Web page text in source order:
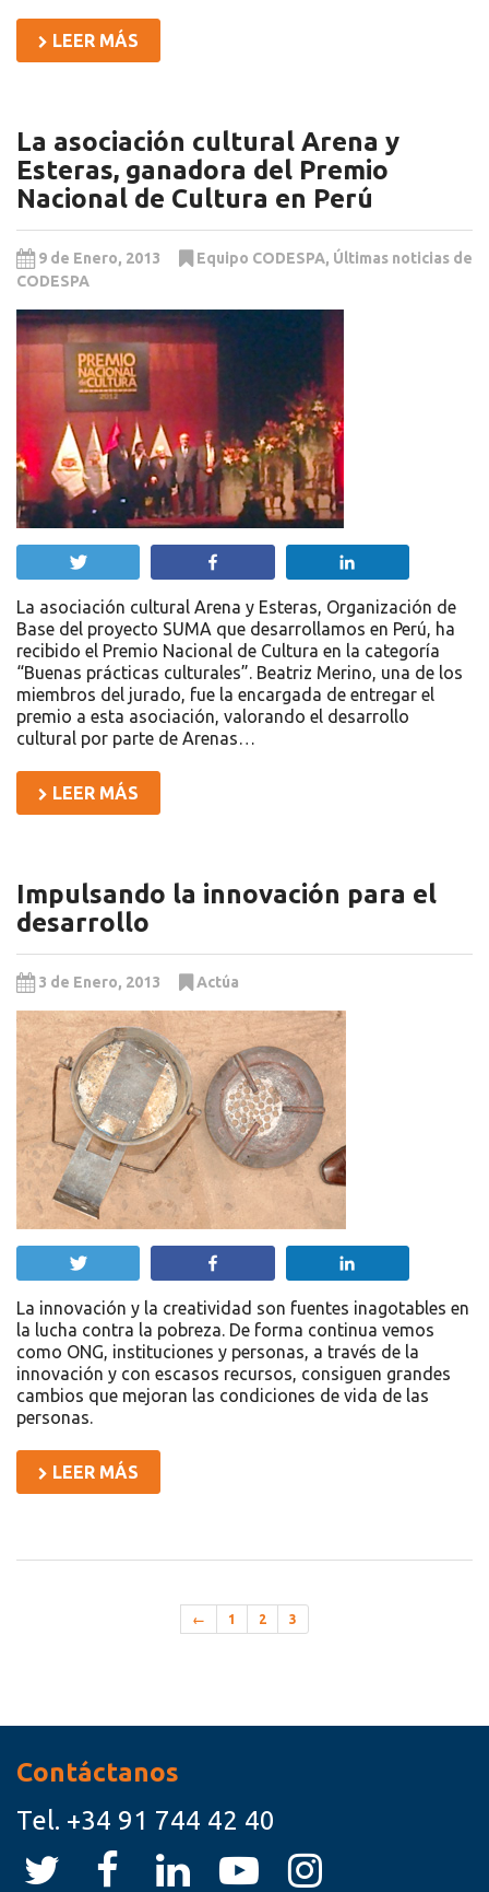
LEER MÁS
La asociación cultural Arena y
Esteras, ganadora del Premio
Nacional de Cultura en Perú
9 de Enero, 2013 Equipo CODESPA, Últimas noticias de
CODESPA
La asociación cultural Arena y Esteras, Organización de
Base del proyecto SUMA que desarrollamos en Perú, ha
recibido el Premio Nacional de Cultura en la categoría
“Buenas prácticas culturales”. Beatriz Merino, una de los
miembros del jurado, fue la encargada de entregar el
premio a esta asociación, valorando el desarrollo
cultural por parte de Arenas…
LEER MÁS
Impulsando la innovación para el
desarrollo
3 de Enero, 2013 Actúa
La innovación y la creatividad son fuentes inagotables en
la lucha contra la pobreza. De forma continua vemos
como ONG, instituciones y personas, a través de la
innovación y con escasos recursos, consiguen grandes
cambios que mejoran las condiciones de vida de las
personas.
LEER MÁS
← 1 2 3
Contáctanos
Tel. +34 91 744 42 40